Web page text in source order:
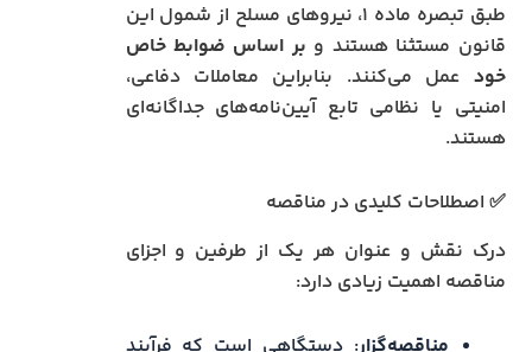
طبق تبصره ماده ۱، نیروهای مسلح از شمول این
قانون مستثنا هستند و بر اساس ضوابط خاص
خود عمل می‌کنند. بنابراین معاملات دفاعی،
امنیتی یا نظامی تابع آیین‌نامه‌های جداگانه‌ای
هستند.
✅ اصطلاحات کلیدی در مناقصه
درک نقش و عنوان هر یک از طرفین و اجزای
مناقصه اهمیت زیادی دارد: